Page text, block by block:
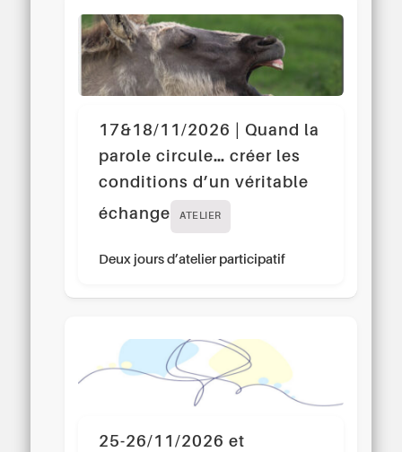
17&18/11/2026 | Quand la
parole circule… créer les
conditions d’un véritable
échange
ATELIER
Deux jours d’atelier participatif
25-26/11/2026 et